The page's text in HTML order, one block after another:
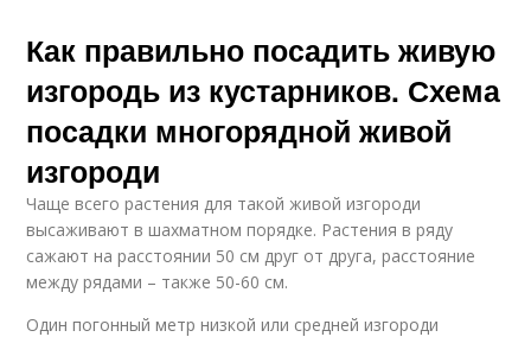
Как правильно посадить живую
изгородь из кустарников. Схема
посадки многорядной живой
изгороди
Чаще всего растения для такой живой изгороди
высаживают в шахматном порядке. Растения в ряду
сажают на расстоянии 50 см друг от друга, расстояние
между рядами – также 50-60 см.
Один погонный метр низкой или средней изгороди